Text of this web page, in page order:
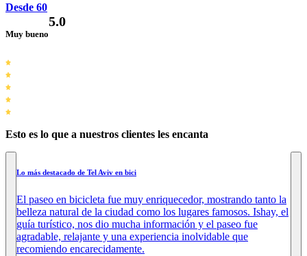
Desde 60
Muy bueno
5.0
Esto es lo que a nuestros clientes les encanta
Lo más destacado de Tel Aviv en bici
El paseo en bicicleta fue muy enriquecedor, mostrando tanto la
belleza natural de la ciudad como los lugares famosos. Ishay, el
guía turístico, nos dio mucha información y el paseo fue
agradable, relajante y una experiencia inolvidable que
recomiendo encarecidamente.